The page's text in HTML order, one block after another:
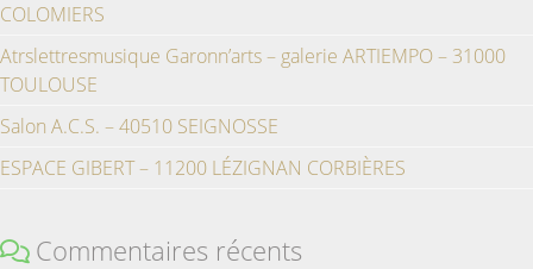
COLOMIERS
Atrslettresmusique Garonn’arts – galerie ARTIEMPO – 31000
TOULOUSE
Salon A.C.S. – 40510 SEIGNOSSE
ESPACE GIBERT – 11200 LÉZIGNAN CORBIÈRES
Commentaires récents